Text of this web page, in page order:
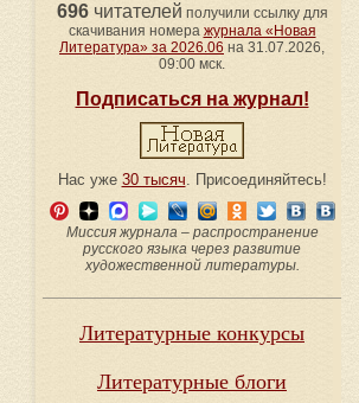
696читателей получили ссылку для
скачивания номера журнала «Новая
Литература» за 2026.06 на 31.07.2026,
09:00 мск.
Подписаться на журнал!
Нас уже 30 тысяч. Присоединяйтесь!
Миссия журнала – распространение
русского языка через развитие
художественной литературы.
Литературные конкурсы
Литературные блоги